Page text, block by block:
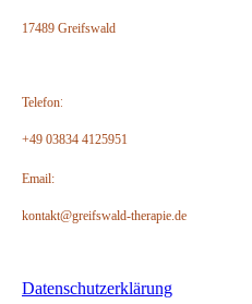
17489 Greifswald
Telefon:
+49 03834 4125951
Email:
kontakt@greifswald-therapie.de
Datenschutzerklärung